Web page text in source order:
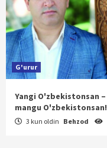
G'urur
Yangi O'zbekistonsan –
mangu O'zbekistonsan!
3 kun oldin Behzod